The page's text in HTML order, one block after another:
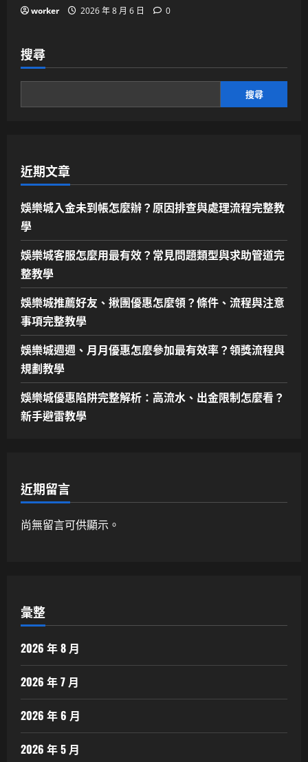
worker 2026 年 8 月 6 日 0
搜尋
搜尋
近期文章
娛樂城入金未到帳怎麼辦？原因排查與處理流程完整教
學
娛樂城客服怎麼用最有效？常見問題類型與求助管道完
整教學
娛樂城推薦好友、揪團優惠怎麼領？條件、流程與注意
事項完整教學
娛樂城週週、月月優惠怎麼參加最有效率？領獎流程與
規劃教學
娛樂城優惠陷阱完整解析：高流水、出金限制怎麼看？
新手避雷教學
近期留言
尚無留言可供顯示。
彙整
2026 年 8 月
2026 年 7 月
2026 年 6 月
2026 年 5 月